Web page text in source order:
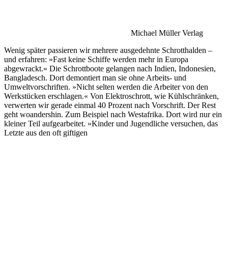
Michael Müller Verlag
Wenig später passieren wir mehrere ausgedehnte Schrotthalden –
und erfahren: »Fast keine Schiffe werden mehr in Europa
abgewrackt.« Die Schrottboote gelangen nach Indien, Indonesien,
Bangladesch. Dort demontiert man sie ohne Arbeits- und
Umweltvorschriften. »Nicht selten werden die Arbeiter von den
Werkstücken erschlagen.« Von Elektroschrott, wie Kühlschränken,
verwerten wir gerade einmal 40 Prozent nach Vorschrift. Der Rest
geht woandershin. Zum Beispiel nach Westafrika. Dort wird nur ein
kleiner Teil aufgearbeitet. »Kinder und Jugendliche versuchen, das
Letzte aus den oft giftigen